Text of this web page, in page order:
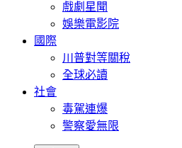
戲劇星聞
娛樂電影院
國際
川普對等關稅
全球必讀
社會
毒駕連爆
警察愛無限